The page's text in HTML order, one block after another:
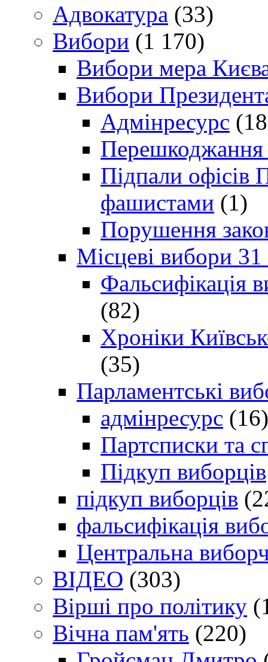
Адвокатура (33)
Вибори (1 170)
Вибори мера
Вибори
Адмінресурс
Перешкоджання
Підпали офісів
фашистами (1)
Порушення
Місцеві вибори
Фальсифікація
(82)
Хроніки
(35)
Парламентські
адмінресурс (16)
Партсписки та
Підкуп виборців
підкуп виборців
фальсифікація
Центральна
ВІДЕО (303)
Вірші про політику
Вічна пам'ять (220)